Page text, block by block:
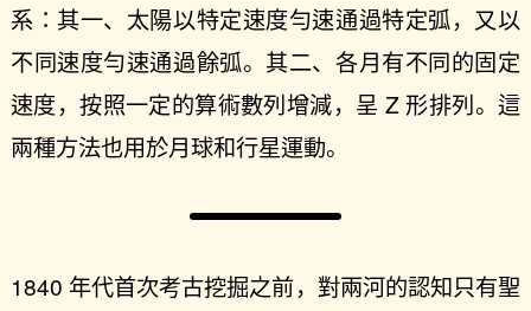
系：其一、太陽以特定速度勻速通過特定弧，又以
不同速度勻速通過餘弧。其二、各月有不同的固定
速度，按照一定的算術數列增減，呈 Z 形排列。這
兩種方法也用於月球和行星運動。
1840 年代首次考古挖掘之前，對兩河的認知只有聖